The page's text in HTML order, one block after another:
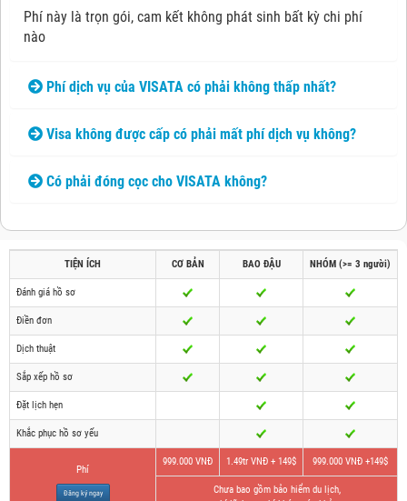
Phí này là trọn gói, cam kết không phát sinh bất kỳ chi phí
nào
Phí dịch vụ của VISATA có phải không thấp nhất?
Visa không được cấp có phải mất phí dịch vụ không?
Có phải đóng cọc cho VISATA không?